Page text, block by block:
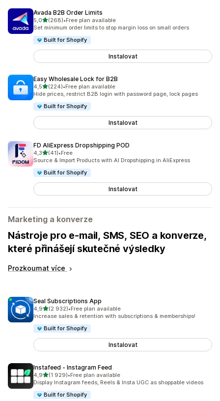
Avada B2B Order Limits
5,0z 5 hvězd
(268)
Celkový počet recenzí: 268
•Free plan available
Set minimum order limits to stop margin loss on small orders
Built for Shopify
Instalovat
Easy Wholesale Lock for B2B
4,5z 5 hvězd
(224)
Celkový počet recenzí: 224
•Free plan available
Hide prices, restrict B2B login with password page, lock pages
Built for Shopify
Instalovat
FD AliExpress Dropshipping POD
4,3z 5 hvězd
(41)
Celkový počet recenzí: 41
•Free
Source & Import Products with AI Dropshipping in AliExpress
Built for Shopify
Instalovat
Marketing a konverze
Nástroje pro e-mail, SMS, SEO a konverze,
které přinášejí skutečné výsledky
Prozkoumat více
Seal Subscriptions App
4,9z 5 hvězd
(2 932)
Celkový počet recenzí: 2932
•Free plan available
Increase sales & retention with subscriptions & memberships!
Built for Shopify
Instalovat
Instafeed ‑ Instagram Feed
4,9z 5 hvězd
(1 929)
Celkový počet recenzí: 1929
•Free plan available
Display Instagram feeds, Reels & Insta UGC as shoppable videos
Built for Shopify